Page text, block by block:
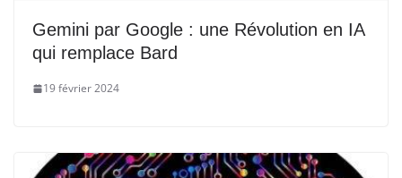
Gemini par Google : une Révolution en IA
qui remplace Bard
19 février 2024